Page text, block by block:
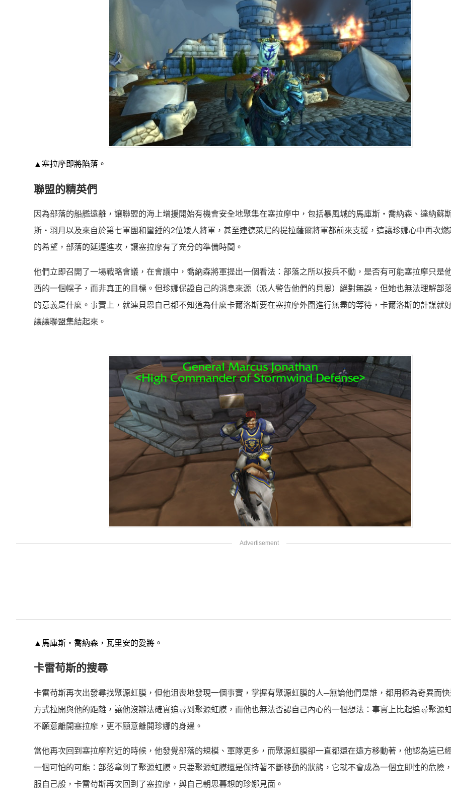
▲塞拉摩即將陷落。
聯盟的精英們
因為部落的船艦遠離，讓聯盟的海上增援開始有機會安全地聚集在塞拉摩中，包括暴風城的馬庫斯‧喬納森、達納蘇
斯‧羽月以及來自於第七軍團和蠻錘的2位矮人將軍，甚至連德萊尼的提拉薩爾將軍都前來支援，這讓珍娜心中再次燃
的希望，部落的延遲進攻，讓塞拉摩有了充分的準備時間。
他們立即召開了一場戰略會議，在會議中，喬納森將軍提出一個看法：部落之所以按兵不動，是否有可能塞拉摩只是
西的一個幌子，而非真正的目標。但珍娜保證自己的消息來源（派人警告他們的貝恩）絕對無誤，但她也無法理解部
的意義是什麼。事實上，就連貝恩自己都不知道為什麼卡爾洛斯要在塞拉摩外圍進行無盡的等待，卡爾洛斯的計謀就
讓讓聯盟集結起來。
▲馬庫斯‧喬納森，瓦里安的愛將。
卡雷苟斯的搜尋
卡雷苟斯再次出發尋找聚源虹膜，但他沮喪地發現一個事實，掌握有聚源虹膜的人─無論他們是誰，都用極為奇異而
方式拉開與他的距離，讓他沒辦法確實追尋到聚源虹膜，而他也無法否認自己內心的一個想法：事實上比起追尋聚源
不願意離開塞拉摩，更不願意離開珍娜的身邊。
當他再次回到塞拉摩附近的時候，他發覺部落的規模、軍隊更多，而聚源虹膜卻一直都還在遠方移動著，他認為這已
一個可怕的可能：部落拿到了聚源虹膜。只要聚源虹膜還是保持著不斷移動的狀態，它就不會成為一個立即性的危險
服自己般，卡雷苟斯再次回到了塞拉摩，與自己朝思暮想的珍娜見面。